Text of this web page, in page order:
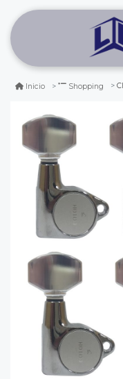
Inicio Shopping